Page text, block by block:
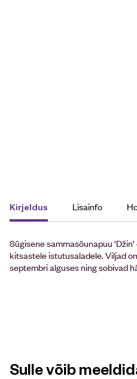
Kirjeldus Lisainfo
Sügisene sammasõunapuu
kitsastele istutusaladele. Viljad
septembri alguses ning sobivad
Sulle võib